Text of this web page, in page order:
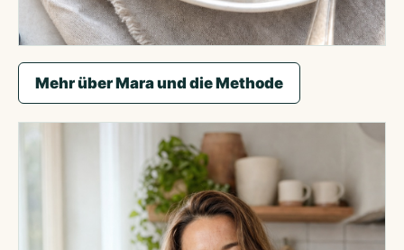
Lieblingsbeispiel aus der Beratung: Frühstück,
das satt macht und in 6 Minuten steht.
Mehr über Mara und die Methode